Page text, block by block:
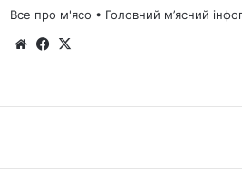
Все про м'ясо • Головний м’ясний
We Fa
ok